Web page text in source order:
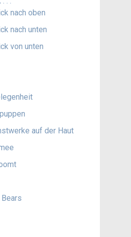
nach oben
nach unten
von unten
auf der Haut